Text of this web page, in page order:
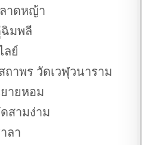
าดหญ้า
มพลี
ลย์
ถาพร วัดเวฬุวนาราม
ายหอม
สามง่าม
ลา